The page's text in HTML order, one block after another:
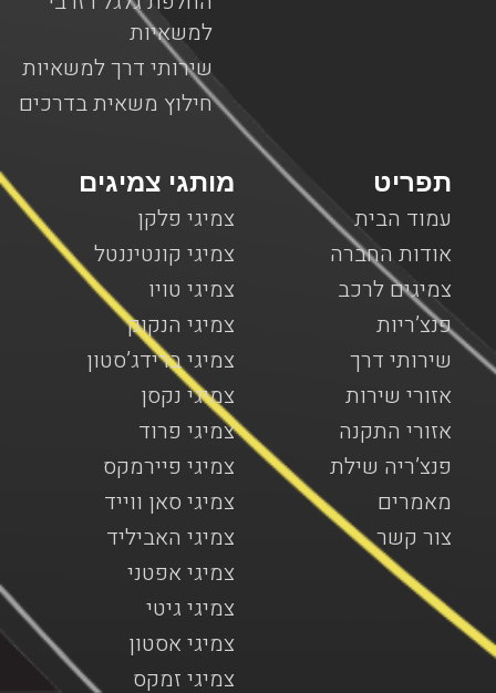
למשאיות
שירותי דרך למשאיות
חילוץ משאית בדרכים
מותגי צמיגים
צמיגי פלקן
צמיגי קונטיננטל
צמיגי טויו
צמיגי הנקוק
צמיגי ברידג’סטון
צמיגי נקסן
צמיגי פרוד
צמיגי פיירמקס
צמיגי סאן ווייד
צמיגי האביליד
צמיגי אפטני
צמיגי גיטי
צמיגי אסטון
צמיגי זמקס
תפריט
עמוד הבית
אודות החברה
צמיגים לרכב
פנצ’ריות
שירותי דרך
אזורי שירות
אזורי התקנה
פנצ’ריה שילת
מאמרים
צור קשר